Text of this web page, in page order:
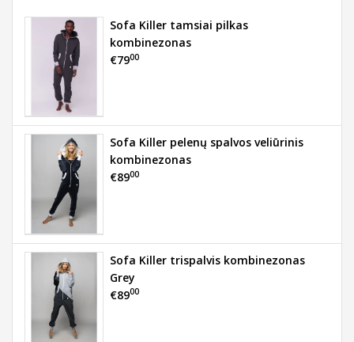
Sofa Killer tamsiai pilkas
kombinezonas
€7900
Sofa Killer pelenų spalvos veliūrinis
kombinezonas
€8900
Sofa Killer trispalvis kombinezonas
Grey
€8900